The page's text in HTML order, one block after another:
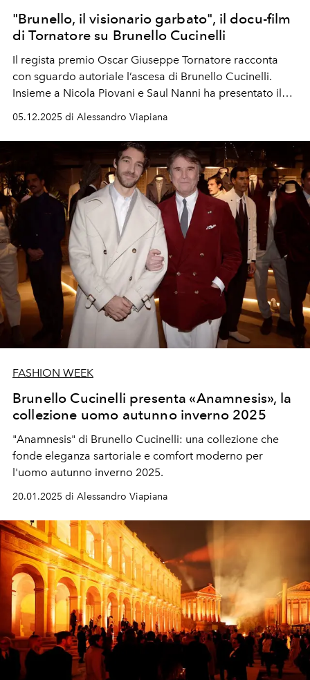
"Brunello, il visionario garbato", il docu-film
di Tornatore su Brunello Cucinelli
Il regista premio Oscar Giuseppe Tornatore racconta
con sguardo autoriale l’ascesa di Brunello Cucinelli.
Insieme a Nicola Piovani e Saul Nanni ha presentato il
film documentario al
la premiere del 4 dicembre a Cinecittà.
05.12.2025 di Alessandro Viapiana
FASHION WEEK
Brunello Cucinelli presenta «Anamnesis», la
collezione uomo autunno inverno 2025
"Anamnesis" di Brunello Cucinelli: una collezione che
fonde eleganza sartoriale e comfort moderno per
l'uomo autunno inverno 2025.
20.01.2025 di Alessandro Viapiana